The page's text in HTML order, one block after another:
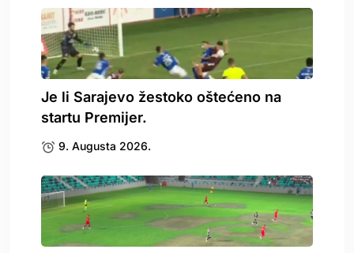
Je li Sarajevo žestoko oštećeno na
startu Premijer.
9. Augusta 2026.